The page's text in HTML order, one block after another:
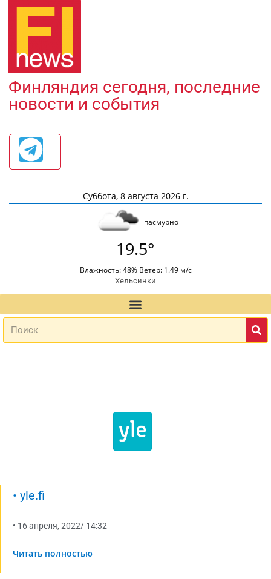
Финляндия сегодня, последние
новости и события
Суббота, 8 августа 2026 г.
пасмурно
19.5°
Влажность: 48% Ветер: 1.49 м/с
Хельсинки
• yle.fi
• 16 апреля, 2022/ 14:32
Читать полностью